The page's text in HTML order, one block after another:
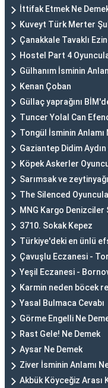
İttifak Etmek Ne
Kuveyt Türk Merter
Çanakkale Tavaklı
Hostel Part 4
Gülhanım İsminin
Kenan Çoban
Güllaç yaprağını
Tuncer Yolal Can
Tongül İsminin Anlamı
Gaziantep Didim
Köpek Askerler
Sarımsak ve
The Silenced
MNG Kargo Denizciler
3710. Sokak Kepez
Türkiye'deki en ünlü
Çavuşlu Eczanesi -
Yeşil Eczanesi -
Karmin neden böcek
Yasal Bulmaca Cevabı
Görme Engelli Ne
Rast Gele! Ne Demek
Aysar Ne Demek
Ziver İsminin Anlamı
Akbük Köyceğiz Arası